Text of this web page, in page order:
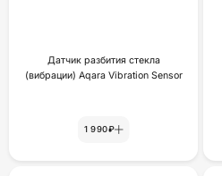
Датчик разбития стекла
(вибрации) Aqara Vibration Sensor
1 990₽